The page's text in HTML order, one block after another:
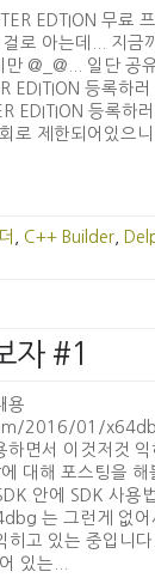
EDTION 무료
로 아는데... 지금
@_@... 일단 공
EDITION 등록하
EDITION 등록하
로 제한되어있으
C++ Builder
자 #1
용
2016/01/
면서 이것저것 익
대해 포스팅을 해
안에 SDK 사용
는 그런게 없
히고 있는 중입니
있는...